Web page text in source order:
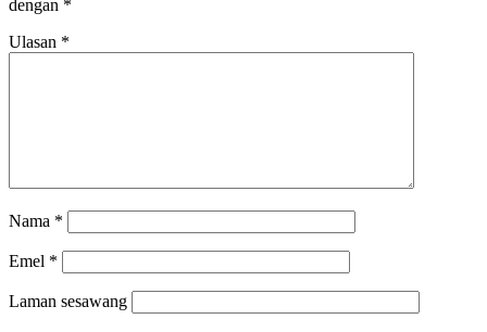
dengan *
Ulasan *
Nama *
Emel *
Laman sesawang